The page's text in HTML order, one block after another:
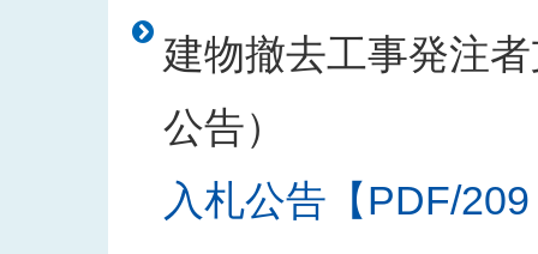
建物撤去工事発注
公告）
入札公告【PDF/